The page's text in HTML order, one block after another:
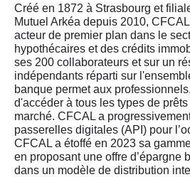
Contact
Créé en 1872 à Strasbourg et
Mutuel Arkéa depuis 2010, CFCAL
acteur de premier plan dans le
hypothécaires et des crédits
ses 200 collaborateurs et sur un
indépendants réparti sur
banque permet aux
d'accéder à tous les types de
marché. CFCAL a
passerelles digitales (API) pour
CFCAL a étoffé en 2023 sa
en proposant une offre d’épargne
dans un modèle de distribution